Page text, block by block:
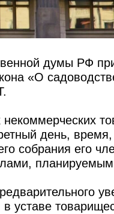
думы РФ
«О
некоммерческих
день,
собрания его
уставе